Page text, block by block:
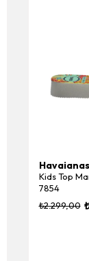
Havaianas
Kids Top
7854
₺2.299,00